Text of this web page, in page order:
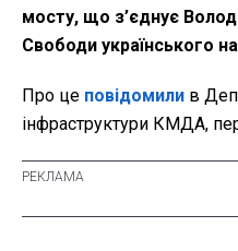
мосту, що з’єднує
Свободи українського
Про це повідомили в
інфраструктури КМДА,